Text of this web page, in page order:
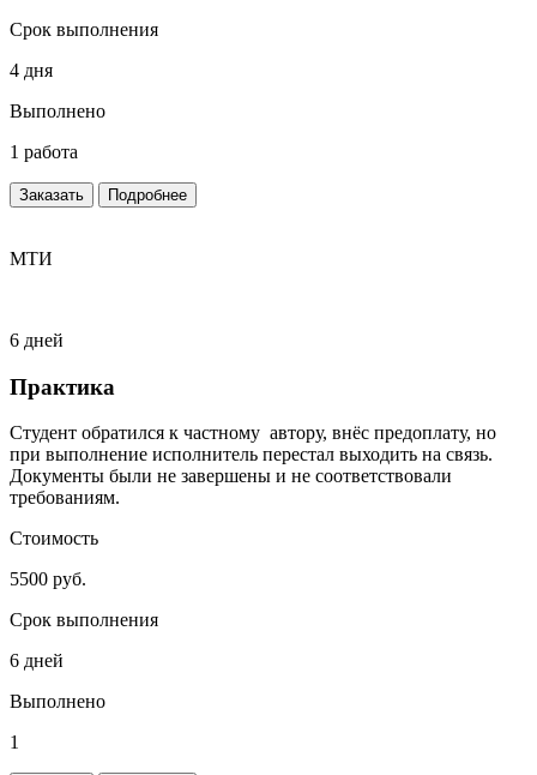
Срок выполнения
4 дня
Выполнено
1 работа
Заказать Подробнее
МТИ
6 дней
Практика
Студент обратился к частному автору, внёс предоплату, но
при выполнение исполнитель перестал выходить на связь.
Документы были не завершены и не соответствовали
требованиям.
Стоимость
5500 руб.
Срок выполнения
6 дней
Выполнено
1